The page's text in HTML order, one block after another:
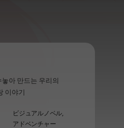
아 만드는 우리의
이야기
ビジュアルノベル,
アドベンチャー